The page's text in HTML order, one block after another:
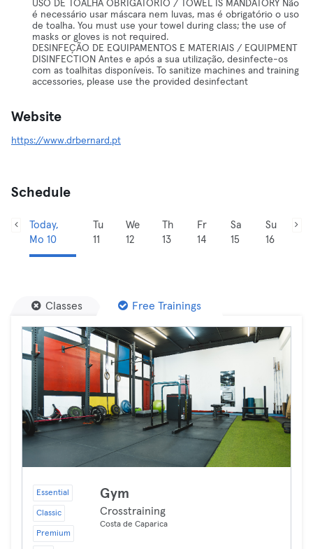
USO DE TOALHA OBRIGATÓRIO / TOWEL IS MANDATORY Não
é necessário usar máscara nem luvas, mas é obrigatório o uso
de toalha. You must use your towel during class; the use of
masks or gloves is not required.
DESINFEÇÃO DE EQUIPAMENTOS E MATERIAIS / EQUIPMENT
DISINFECTION Antes e após a sua utilização, desinfecte-os
com as toalhitas disponíveis. To sanitize machines and training
accessories, please use the provided desinfectant
Website
https://www.drbernard.pt
Schedule
Today,
Mo 10
Tu
11
We
12
Th
13
Fr
14
Sa
15
Su
16
Classes Free Trainings
Essential
Classic
Premium
Gym
Crosstraining
Costa de Caparica